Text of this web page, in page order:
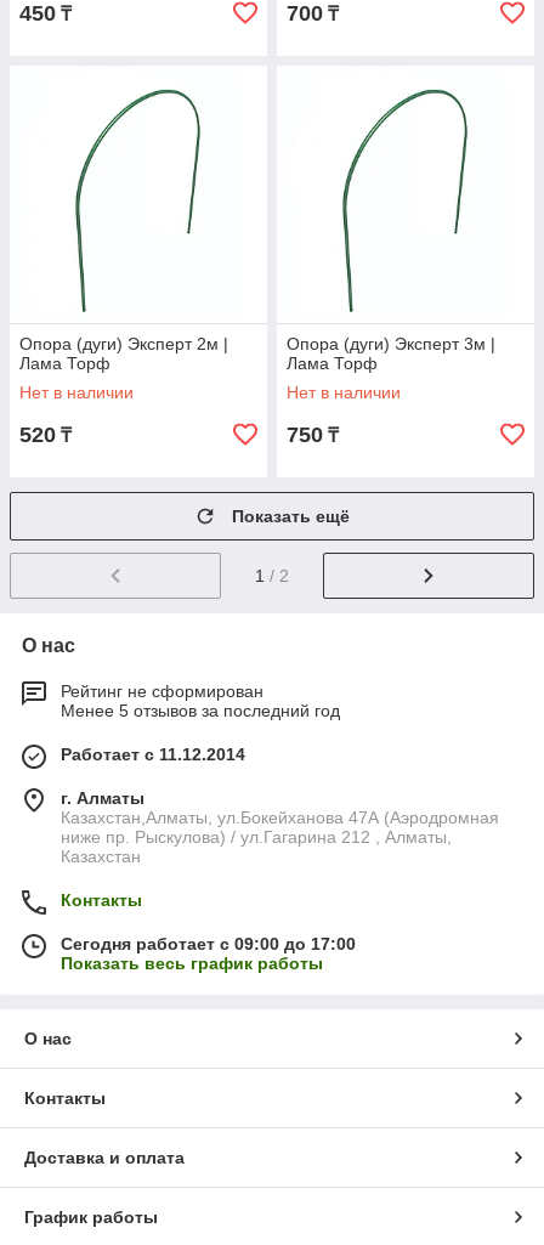
450 ₸ 700 ₸
Опора (дуги) Эксперт 2м |
Лама Торф
Нет в наличии
520 ₸
Опора (дуги) Эксперт 3м |
Лама Торф
Нет в наличии
750 ₸
Показать ещё
1 / 2
О нас
Рейтинг не сформирован
Менее 5 отзывов за последний год
Работает с 11.12.2014
г. Алматы
Казахстан,Алматы, ул.Бокейханова 47А (Аэродромная
ниже пр. Рыскулова) / ул.Гагарина 212 , Алматы,
Казахстан
Контакты
Сегодня работает с 09:00 до 17:00
Показать весь график работы
О нас
Контакты
Доставка и оплата
График работы